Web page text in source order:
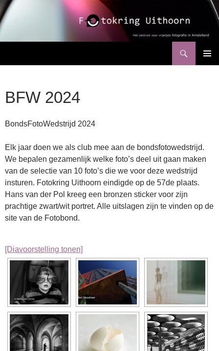
Ga
naar
de
inhoud
BFW 2024
BondsFotoWedstrijd 2024
Elk jaar doen we als club mee aan de bondsfotowedstrijd.
We bepalen gezamenlijk welke foto’s deel uit gaan maken
van de selectie van 10 foto’s die we voor deze wedstrijd
insturen. Fotokring Uithoorn eindigde op de 57de plaats.
Hans van der Pol kreeg een bronzen sticker voor zijn
prachtige zwart/wit portret. Alle uitslagen zijn te vinden op de
site van de Fotobond.
[Diavoorstelling tonen]